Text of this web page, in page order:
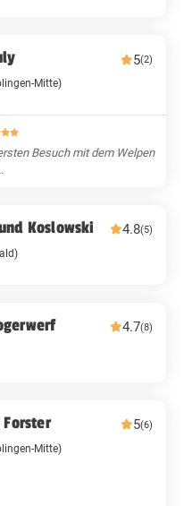
5(2)
Mitte)
Besuch mit dem Welpen
Koslowski 4.8(5)
4.7(8)
5(6)
Mitte)